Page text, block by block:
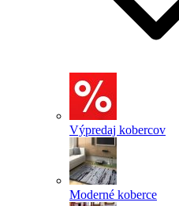
Výpredaj kobercov
Moderné koberce